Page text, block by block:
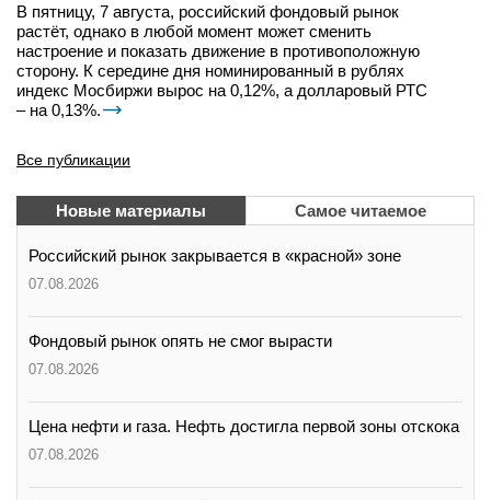
В пятницу, 7 августа, российский фондовый рынок
растёт, однако в любой момент может сменить
настроение и показать движение в противоположную
сторону. К середине дня номинированный в рублях
индекс Мосбиржи вырос на 0,12%, а долларовый РТС
– на 0,13%.
Все публикации
Новые материалы Самое читаемое
Российский рынок закрывается в «красной» зоне
07.08.2026
Фондовый рынок опять не смог вырасти
07.08.2026
Цена нефти и газа. Нефть достигла первой зоны отскока
07.08.2026